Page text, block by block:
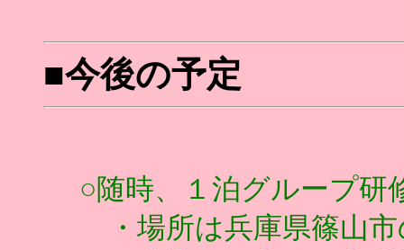
■今後の予定
○随時、１泊グループ研
・場所は兵庫県篠山市